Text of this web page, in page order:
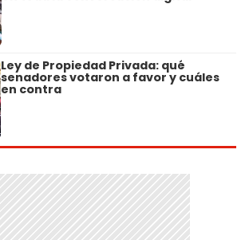
Ley de Propiedad Privada: qué
senadores votaron a favor y cuáles
en contra